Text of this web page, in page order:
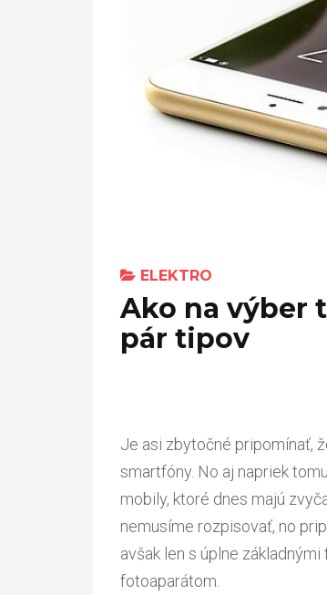
ELEKTRO
Ako na výber
pár tipov
Je asi zbytočné pripomínať,
smartfóny. No aj napriek
mobily, ktoré dnes majú
nemusíme rozpisovať, no
avšak len s úplne
fotoaparátom.